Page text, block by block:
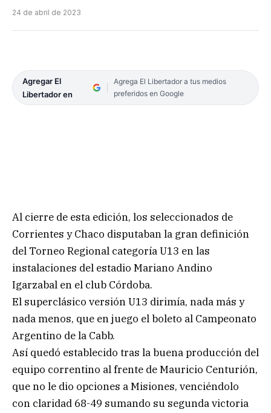
24 de abril de 2023
Agregar El
Libertador en
Agrega El Libertador a tus medios
preferidos en Google
Al cierre de esta edición, los seleccionados de
Corrientes y Chaco disputaban la gran definición
del Torneo Regional categoría U13 en las
instalaciones del estadio Mariano Andino
Igarzabal en el club Córdoba.
El superclásico versión U13 dirimía, nada más y
nada menos, que en juego el boleto al Campeonato
Argentino de la Cabb.
Así quedó establecido tras la buena producción del
equipo correntino al frente de Mauricio Centurión,
que no le dio opciones a Misiones, venciéndolo
con claridad 68-49 sumando su segunda victoria